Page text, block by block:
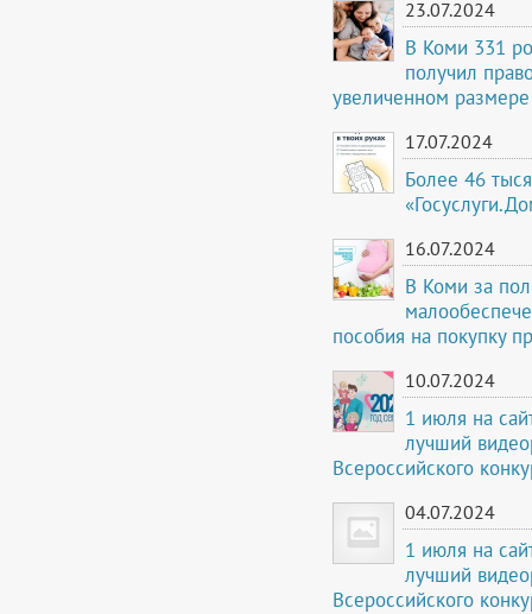
23.07.2024
В Коми 331
получил
увеличенном
17.07.2024
Более 46
16.07.2024
В Коми за
пособия на покупку
10.07.2024
1 июля на
лучший
Всероссийского
04.07.2024
1 июля на
лучший
Всероссийского